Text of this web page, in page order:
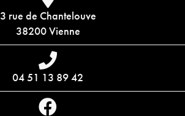
3 rue de Chantelouve
38200 Vienne
04 51 13 89 42